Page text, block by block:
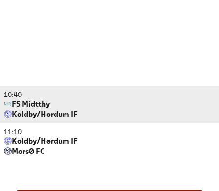
10:40
FS Midtthy
Koldby/Hørdum IF
11:10
Koldby/Hørdum IF
MorsØ FC